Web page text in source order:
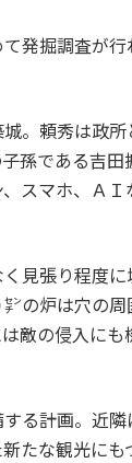
掘調査が
頼秀は政
である吉
スマホ、Ａ
張り程度
の炉は穴の
敵の侵入に
計画。近
な観光にも